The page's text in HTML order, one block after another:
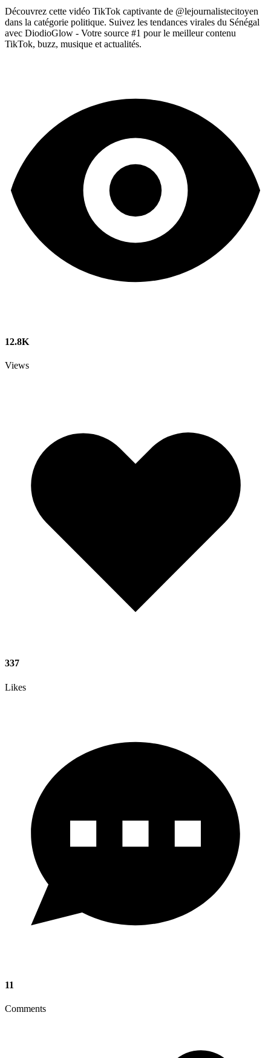
Découvrez cette vidéo TikTok captivante de @lejournalistecitoyen
dans la catégorie politique. Suivez les tendances virales du Sénégal
avec DiodioGlow - Votre source #1 pour le meilleur contenu
TikTok, buzz, musique et actualités.
12.8K
Views
337
Likes
11
Comments